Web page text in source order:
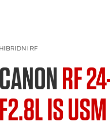
HIBRIDNI RF
CANONRF
F2.8L IS